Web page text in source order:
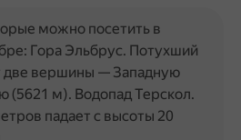
можно посетить в
Гора Эльбрус. Потухший
две вершины — Западную
(5621 м). Водопад Терскол.
падает с высоты 20